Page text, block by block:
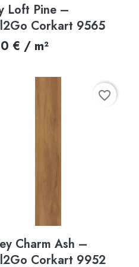
Aperçu rapide
Loft Pine –
Corkart 9565
€ / m²
Aperçu rapide
Charm Ash –
Corkart 9952
favorite_border